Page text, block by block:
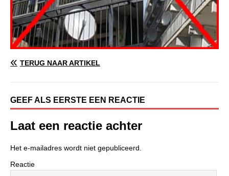
TERUG NAAR ARTIKEL
GEEF ALS EERSTE EEN REACTIE
Laat een reactie achter
Het e-mailadres wordt niet gepubliceerd.
Reactie